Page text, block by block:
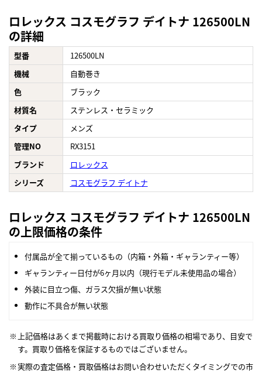
ロレックス コスモグラフ デイトナ 126500LN
の詳細
型番
126500LN
機械
自動巻き
色
ブラック
材質名
ステンレス・セラミック
タイプ
メンズ
管理NO
RX3151
ブランド
ロレックス
シリーズ
コスモグラフ デイトナ
ロレックス コスモグラフ デイトナ 126500LN
の上限価格の条件
付属品が全て揃っているもの（内箱・外箱・ギャランティー等）
ギャランティー日付が6ヶ月以内（現行モデル未使用品の場合）
外装に目立つ傷、ガラス欠損が無い状態
動作に不具合が無い状態
上記価格はあくまで掲載時における買取り価格の相場であり、目安で
す。買取り価格を保証するものではございません。
実際の査定価格・買取価格はお問い合わせいただくタイミングでの市